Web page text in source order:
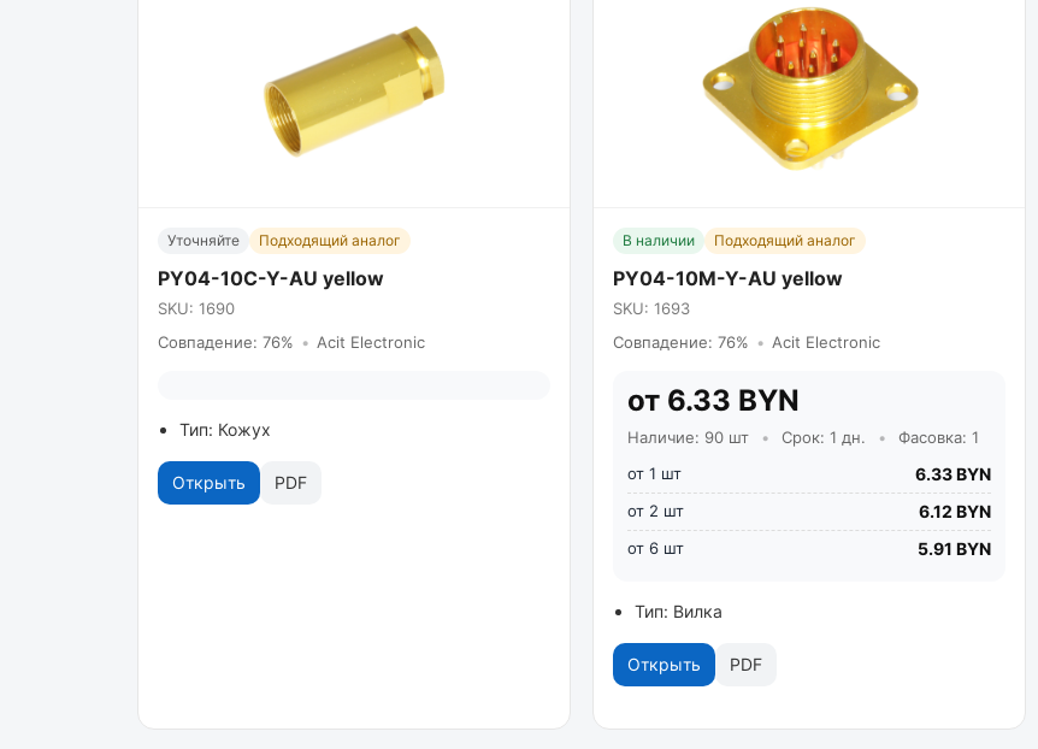
Уточняйте Подходящий аналог
PY04-10C-Y-AU yellow
SKU: 1690
Совпадение: 76% • Acit Electronic
Тип: Кожух
Открыть PDF
В наличии Подходящий аналог
PY04-10M-Y-AU yellow
SKU: 1693
Совпадение: 76% • Acit Electronic
от 6.33 BYN
Наличие: 90 шт • Срок: 1 дн. •
Фасовка: 1
от 1 шт
6.33 BYN
от 2 шт 6.12 BYN
от 6 шт 5.91 BYN
Тип: Вилка
Открыть PDF